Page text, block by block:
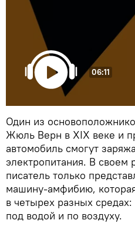
06:11
Один из
Жюль Верн в XIX веке и
автомобиль смогут
электропитания. В
писатель только
машину-амфибию,
в четырех разных
под водой и по воздуху.